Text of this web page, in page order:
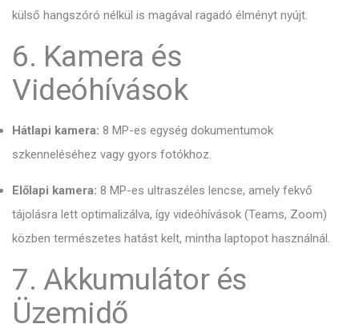
külső hangszóró nélkül is magával ragadó élményt nyújt.
6. Kamera és
Videóhívások
Hátlapi kamera: 8 MP-es egység dokumentumok
szkenneléséhez vagy gyors fotókhoz.
Előlapi kamera: 8 MP-es ultraszéles lencse, amely fekvő
tájolásra lett optimalizálva, így videóhívások (Teams, Zoom)
közben természetes hatást kelt, mintha laptopot használnál.
7. Akkumulátor és
Üzemidő